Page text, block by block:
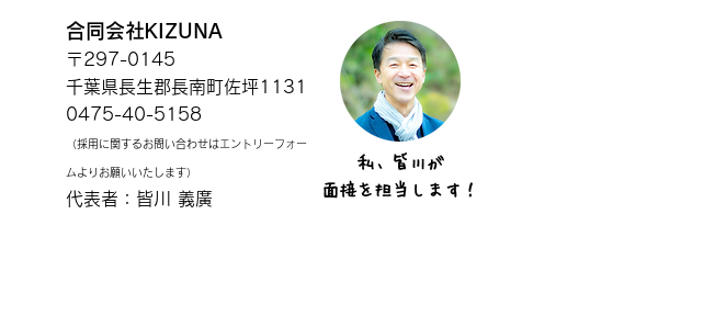
合同会社KIZUNA
〒297-0145
千葉県長生郡長南町佐坪1131
0475-40-5158
（採用に関するお問い合わせはエントリーフォー
ムよりお願いいたします）
代表者：皆川 義廣
私、皆川が
面接を担当します！